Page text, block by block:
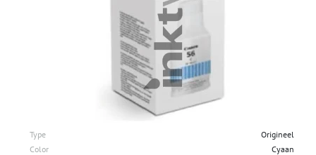
Type
Origineel
Color
Cyaan